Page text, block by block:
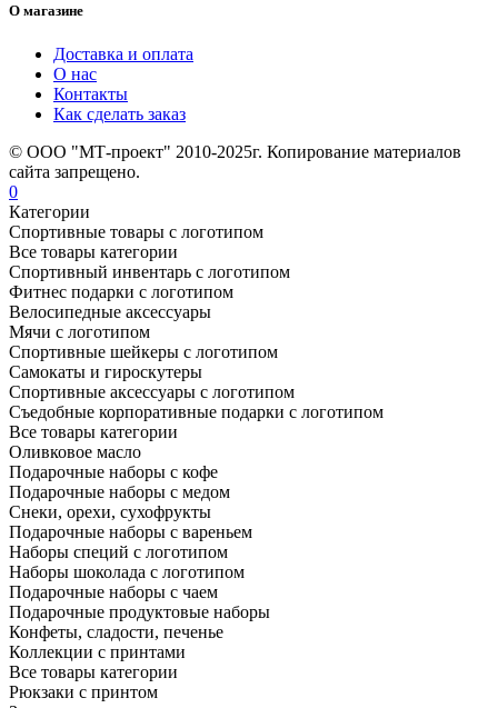
О магазине
Доставка и оплата
О нас
Контакты
Как сделать заказ
© ООО "МТ-проект" 2010-2025г. Копирование материалов
сайта запрещено.
0
Категории
Спортивные товары с логотипом
Все товары категории
Спортивный инвентарь с логотипом
Фитнес подарки с логотипом
Велосипедные аксессуары
Мячи с логотипом
Спортивные шейкеры с логотипом
Самокаты и гироскутеры
Спортивные аксессуары с логотипом
Съедобные корпоративные подарки с логотипом
Все товары категории
Оливковое масло
Подарочные наборы с кофе
Подарочные наборы с медом
Снеки, орехи, сухофрукты
Подарочные наборы с вареньем
Наборы специй с логотипом
Наборы шоколада с логотипом
Подарочные наборы с чаем
Подарочные продуктовые наборы
Конфеты, сладости, печенье
Коллекции с принтами
Все товары категории
Рюкзаки с принтом